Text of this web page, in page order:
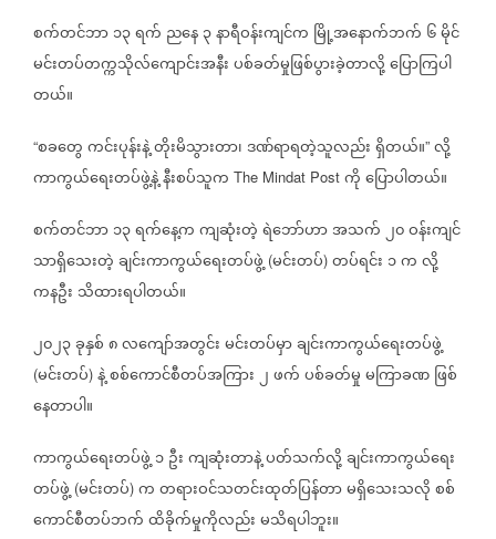
စက်တင်ဘာ၁၃ရက် ညနေ၃နာရီဝန်းကျင်က မြို့အနောက်ဘက် ၆မိုင်
မင်းတပ်တက္ကသိုလ်ကျောင်းအနီးပစ်ခတ်မှုဖြစ်ပွားခဲ့တာလို့ပြောကြပါ
တယ်။
“စခတွေကင်းပုန်းနဲ့တိုးမိသွားတာ၊ဒဏ်ရာရတဲ့သူလည်းရှိတယ်။” လို့
ကာကွယ်‌ရေးတပ်ဖွဲ့နဲ့နီးစပ်သူက The Mindat Post ကိုပြောပါတယ်။
စက်တင်ဘာ၁၃ရက်နေ့ကကျဆုံးတဲ့ရဲဘော်ဟာအသက်၂၀ဝန်းကျင်
သာရှိသေးတဲ့ချင်းကာကွယ်ရေးတပ်ဖွဲ့ (မင်းတပ်) တပ်ရင်း ၁ကလို့
ကနဦး သိထားရပါတယ်။
၂၀၂၃ခုနှစ်၈လကျော်အတွင်းမင်းတပ်မှာချင်းကာကွယ်‌ရေးတပ်ဖွဲ့
(မင်းတပ်) နဲ့စစ်ကောင်စီတပ်အကြား၂ဖက်ပစ်ခတ်မှုမကြာခဏဖြစ်
နေတာပါ။
ကာကွယ်ရေးတပ်ဖွဲ့၁ဦးကျဆုံးတာနဲ့ပတ်သက်လို့ချင်းကာကွယ်ရေး
တပ်ဖွဲ့ (မင်းတပ်) ကတရားဝင်သတင်းထုတ်ပြန်တာမရှိသေးသလိုစစ်
ကောင်စီတပ်ဘက်ထိခိုက်မှုကိုလည်းမသိရပါဘူး။